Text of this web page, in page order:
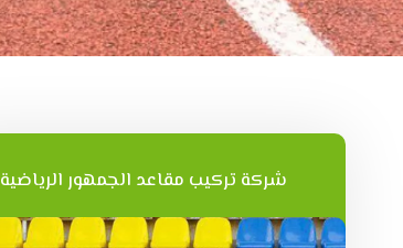
شركة تركيب مقاعد الجمهور الرياضية